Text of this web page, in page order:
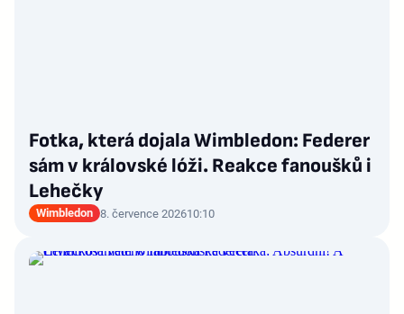
Fotka, která dojala Wimbledon: Federer
sám v královské lóži. Reakce fanoušků i
Lehečky
Wimbledon 8. července 202610:10